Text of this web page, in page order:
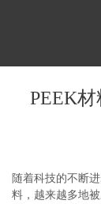
PEEK
随着科技的不断
料，越来越多地